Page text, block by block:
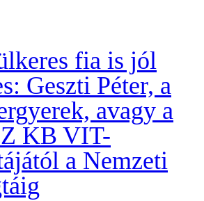
fia is jól
Geszti Péter, a
avagy a
KB VIT-
a Nemzeti